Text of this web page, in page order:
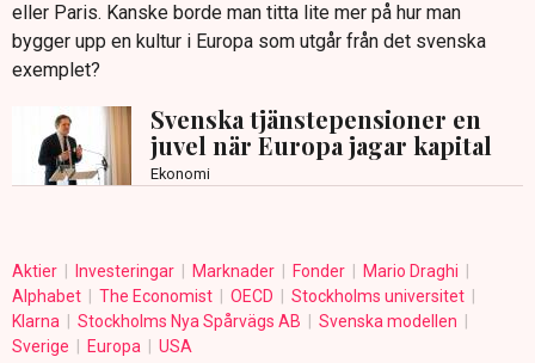
eller Paris. Kanske borde man titta lite mer på hur man
bygger upp en kultur i Europa som utgår från det svenska
exemplet?
Svenska tjänstepensioner en
juvel när Europa jagar kapital
Ekonomi
Aktier Investeringar Marknader Fonder
Mario Draghi
Alphabet
The Economist OECD
Stockholms universitet
Klarna
Stockholms Nya Spårvägs AB
Svenska modellen
Sverige
Europa USA